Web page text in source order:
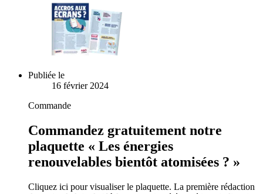
Publiée le
16 février 2024
Commande
Commandez gratuitement notre
plaquette « Les énergies
renouvelables bientôt atomisées ? »
Cliquez ici pour visualiser le plaquette. La première rédaction